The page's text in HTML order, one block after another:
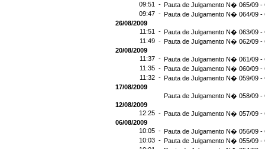
09:51 - Pauta de Julgamento N� 065/09 -
09:47 - Pauta de Julgamento N� 064/09 -
26/08/2009
11:51 - Pauta de Julgamento N� 063/09 -
11:49 - Pauta de Julgamento N� 062/09 -
20/08/2009
11:37 - Pauta de Julgamento N� 061/09 -
11:35 - Pauta de Julgamento N� 060/09 -
11:32 - Pauta de Julgamento N� 059/09 -
17/08/2009
Pauta de Julgamento N� 058/09 -
12/08/2009
12:25 - Pauta de Julgamento N� 057/09 -
06/08/2009
10:05 - Pauta de Julgamento N� 056/09 -
10:03 - Pauta de Julgamento N� 055/09 -